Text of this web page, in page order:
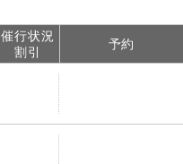
催行状況
割引
予約